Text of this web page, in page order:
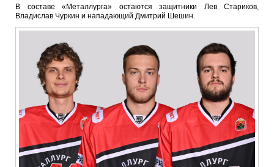
В составе «Металлурга» остаются защитники Лев Стариков,
Владислав Чуркин и нападающий Дмитрий Шешин.